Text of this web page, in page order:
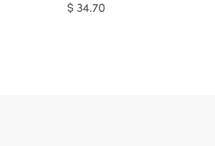
$ 34.70